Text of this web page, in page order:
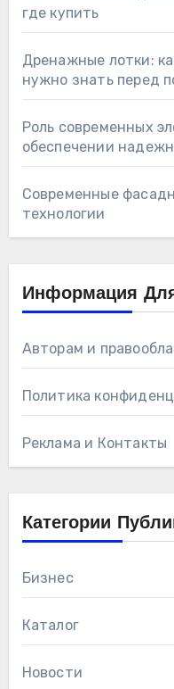
где купить
Дренажные лотки:
нужно знать перед
Роль современных
обеспечении
Современные
технологии
Информация
Авторам и
Политика
Реклама и Контакты
Категории
Бизнес
Каталог
Новости